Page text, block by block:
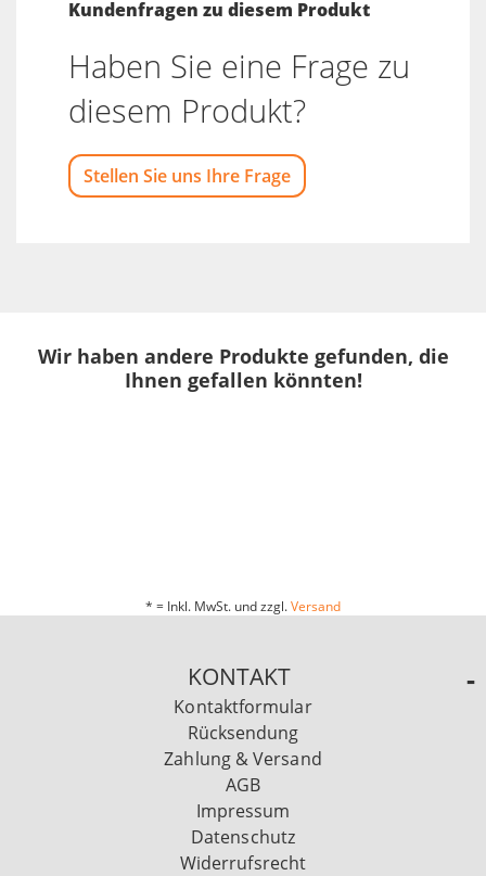
Kundenfragen zu diesem Produkt
Haben Sie eine Frage zu
diesem Produkt?
Stellen Sie uns Ihre Frage
Wir haben andere Produkte gefunden, die
Ihnen gefallen könnten!
* = Inkl. MwSt. und zzgl.Versand
KONTAKT
Kontaktformular
Rücksendung
Zahlung & Versand
AGB
Impressum
Datenschutz
Widerrufsrecht